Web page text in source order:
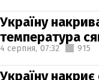
Україну
температура
4 серпня, 07:32 915
Україну накриє